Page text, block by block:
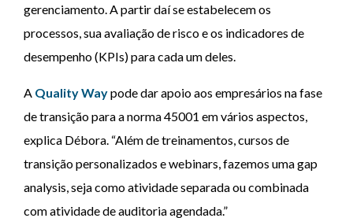
gerenciamento. A partir daí se estabelecem os
processos, sua avaliação de risco e os indicadores de
desempenho (KPIs) para cada um deles.
A Quality Waypode dar apoio aos empresários na fase
de transição para a norma 45001 em vários aspectos,
explica Débora. “Além de treinamentos, cursos de
transição personalizados e webinars, fazemos uma gap
analysis, seja como atividade separada ou combinada
com atividade de auditoria agendada.”